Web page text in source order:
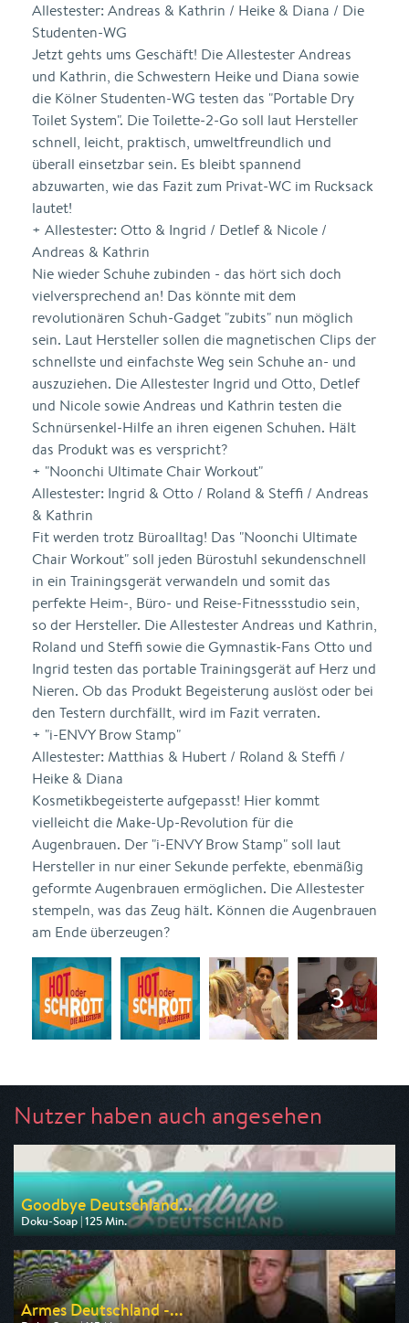
Allestester: Andreas & Kathrin / Heike & Diana / Die
Studenten-WG
Jetzt gehts ums Geschäft! Die Allestester Andreas
und Kathrin, die Schwestern Heike und Diana sowie
die Kölner Studenten-WG testen das "Portable Dry
Toilet System". Die Toilette-2-Go soll laut Hersteller
schnell, leicht, praktisch, umweltfreundlich und
überall einsetzbar sein. Es bleibt spannend
abzuwarten, wie das Fazit zum Privat-WC im Rucksack
lautet!
+ Allestester: Otto & Ingrid / Detlef & Nicole /
Andreas & Kathrin
Nie wieder Schuhe zubinden - das hört sich doch
vielversprechend an! Das könnte mit dem
revolutionären Schuh-Gadget "zubits" nun möglich
sein. Laut Hersteller sollen die magnetischen Clips der
schnellste und einfachste Weg sein Schuhe an- und
auszuziehen. Die Allestester Ingrid und Otto, Detlef
und Nicole sowie Andreas und Kathrin testen die
Schnürsenkel-Hilfe an ihren eigenen Schuhen. Hält
das Produkt was es verspricht?
+ "Noonchi Ultimate Chair Workout"
Allestester: Ingrid & Otto / Roland & Steffi / Andreas
& Kathrin
Fit werden trotz Büroalltag! Das "Noonchi Ultimate
Chair Workout" soll jeden Bürostuhl sekundenschnell
in ein Trainingsgerät verwandeln und somit das
perfekte Heim-, Büro- und Reise-Fitnessstudio sein,
so der Hersteller. Die Allestester Andreas und Kathrin,
Roland und Steffi sowie die Gymnastik-Fans Otto und
Ingrid testen das portable Trainingsgerät auf Herz und
Nieren. Ob das Produkt Begeisterung auslöst oder bei
den Testern durchfällt, wird im Fazit verraten.
+ "i-ENVY Brow Stamp"
Allestester: Matthias & Hubert / Roland & Steffi /
Heike & Diana
Kosmetikbegeisterte aufgepasst! Hier kommt
vielleicht die Make-Up-Revolution für die
Augenbrauen. Der "i-ENVY Brow Stamp" soll laut
Hersteller in nur einer Sekunde perfekte, ebenmäßig
geformte Augenbrauen ermöglichen. Die Allestester
stempeln, was das Zeug hält. Können die Augenbrauen
am Ende überzeugen?
Nutzer haben auch angesehen
Goodbye Deutschland...
Doku-Soap | 125 Min.
Ausgestrahlt von VOX
am 10.08.2026, 20:15
Armes Deutschland -...